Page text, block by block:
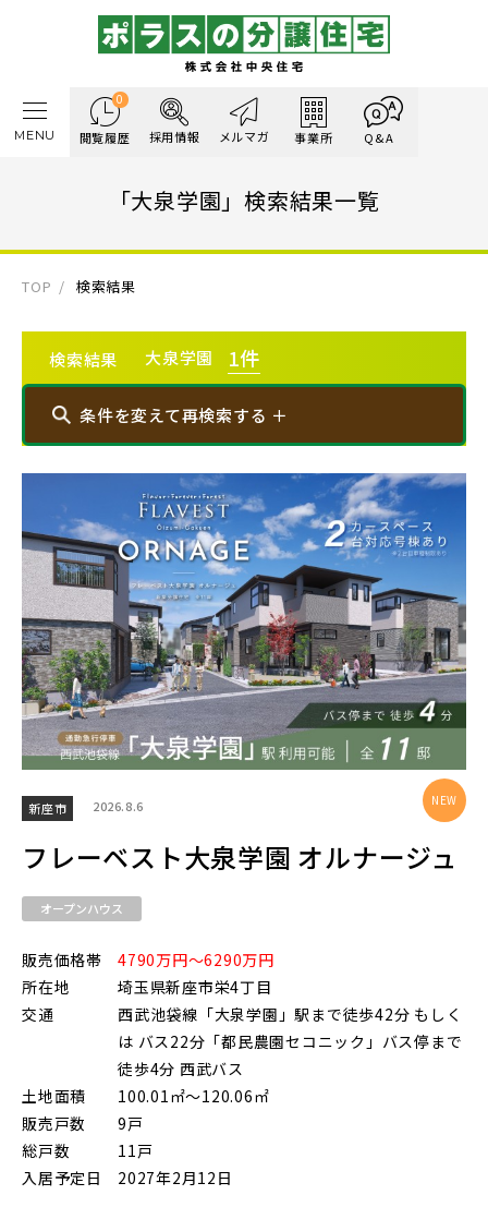
0
閲覧履歴 採用情報 メルマガ 事業所 Q&A
MENU
「大泉学園」検索結果一覧
TOP 検索結果
検索結果 大泉学園 1件
条件を変えて再検索する ＋
エリアから探す
埼玉・中央エリア(50)
さいたま市(20)
さいたま市西区(4)
さいたま市北区(2)
さいたま市大宮区(0)
さいたま市見沼区(5)
さいたま市浦和区(0)
さいたま市緑区(1)
さいたま市岩槻区(0)
川越市(3)
上尾市(2)
蕨市(0)
朝霞市(1)
志木市(0)
和光市(1)
新座市(2)
桶川市(2)
富士見市(0)
蓮田市(1)
白岡市(0)
新座市 2026.8.6
フレーベスト大泉学園 オルナージュ
オープンハウス
販売価格帯
4790万円～6290万円
所在地
埼玉県新座市栄4丁目
交通
西武池袋線「大泉学園」駅まで徒歩42分 もしく
は バス22分「都民農園セコニック」バス停まで
徒歩4分 西武バス
土地面積
100.01㎡～120.06㎡
販売戸数
9戸
総戸数
11戸
入居予定日
2027年2月12日